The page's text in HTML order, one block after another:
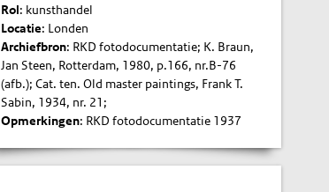
Rol: kunsthandel
Locatie: Londen
Archiefbron: RKD fotodocumentatie; K. Braun,
Jan Steen, Rotterdam, 1980, p.166, nr.B-76
(afb.); Cat. ten. Old master paintings, Frank T.
Sabin, 1934, nr. 21;
Opmerkingen: RKD fotodocumentatie 1937